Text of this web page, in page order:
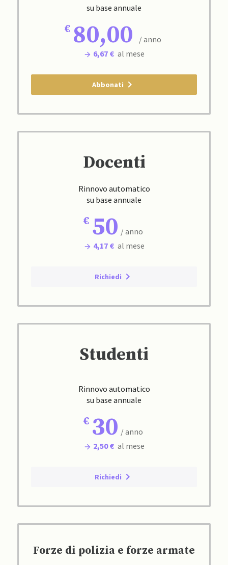
su base annuale
80,00
/ anno
6,67 € al mese
Abbonati
Docenti
Rinnovo automatico
su base annuale
50 / anno
4,17 € al mese
Richiedi
Studenti
Rinnovo automatico
su base annuale
30 / anno
2,50 € al mese
Richiedi
Forze di polizia e forze armate